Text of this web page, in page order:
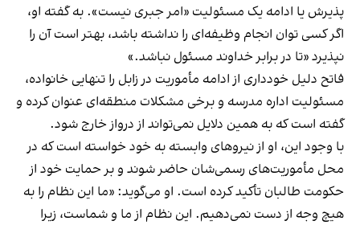
پذیرش یا ادامه یک مسئولیت «امر جبری نیست». به گفته او،
اگر کسی توان انجام وظیفه‌ای را نداشته باشد، بهتر است آن را
نپذیرد «تا در برابر خداوند مسئول نباشد.»
فاتح دلیل خودداری از ادامه مأموریت در زابل را تنهایی خانواده،
مسئولیت اداره مدرسه و برخی مشکلات منطقه‌ای عنوان کرده و
گفته است که به همین دلایل نمی‌تواند از درواز خارج شود.
با وجود این، او از نیروهای وابسته به خود خواسته است که در
محل مأموریت‌های رسمی‌شان حاضر شوند و بر حمایت خود از
حکومت طالبان تأکید کرده است. او می‌گوید: «ما این نظام را به
هیچ وجه از دست نمی‌دهیم. این نظام از ما و شماست، زیرا